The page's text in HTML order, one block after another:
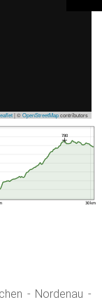
|©OpenStreetMapcontributors
30 km
780
- Nordenau -